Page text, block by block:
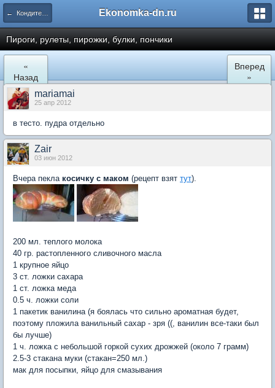
← Кондитерские изделия и выпечка Ekonomka-dn.ru
Пироги, рулеты, пирожки, булки, пончики
«
Назад
Вперед
»
mariamai
25 апр 2012
в тесто. пудра отдельно
Zair
03 июн 2012
Вчера пекла косичку с маком (рецепт взят тут).
200 мл. теплого молока
40 гр. растопленного сливочного масла
1 крупное яйцо
3 ст. ложки сахара
1 ст. ложка меда
0.5 ч. ложки соли
1 пакетик ванилина (я боялась что сильно ароматная будет,
поэтому пложила ванильный сахар - зря ((, ванилин все-таки был
бы лучше)
1 ч. ложка с небольшой горкой сухих дрожжей (около 7 грамм)
2.5-3 стакана муки (стакан=250 мл.)
мак для посыпки, яйцо для смазывания